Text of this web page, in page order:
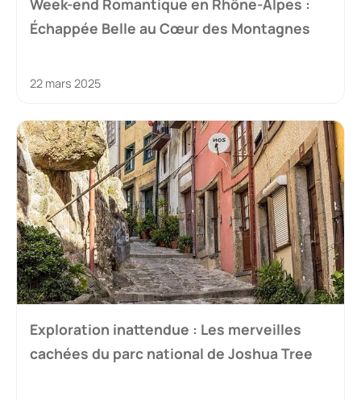
Échappée Belle au Cœur des Montagnes
22 mars 2025
Exploration inattendue : Les merveilles
cachées du parc national de Joshua Tree